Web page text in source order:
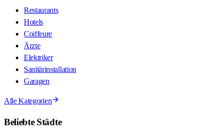
Restaurants
Hotels
Coiffeure
Ärzte
Elektriker
Sanitärinstallation
Garagen
Alle Kategorien
Beliebte Städte